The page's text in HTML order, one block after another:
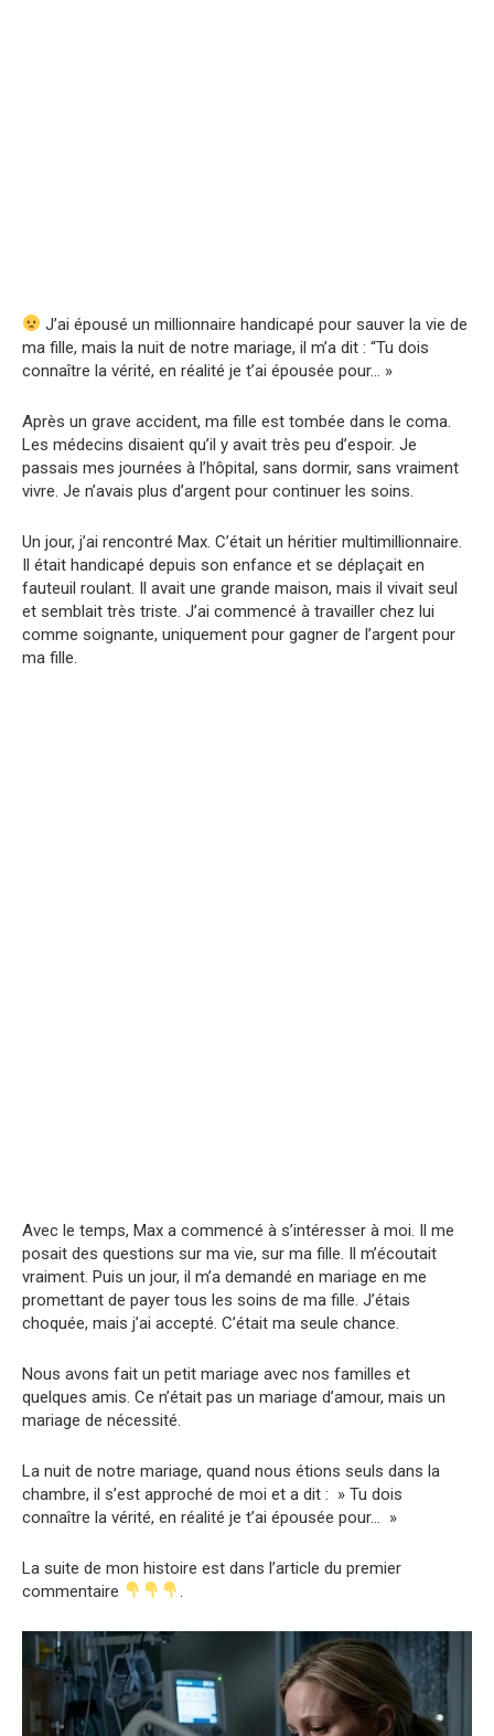
J’ai épousé un millionnaire handicapé pour sauver la vie de
ma fille, mais la nuit de notre mariage, il m’a dit : “Tu dois
connaître la vérité, en réalité je t’ai épousée pour… »
Après un grave accident, ma fille est tombée dans le coma.
Les médecins disaient qu’il y avait très peu d’espoir. Je
passais mes journées à l’hôpital, sans dormir, sans vraiment
vivre. Je n’avais plus d’argent pour continuer les soins.
Un jour, j’ai rencontré Max. C’était un héritier multimillionnaire.
Il était handicapé depuis son enfance et se déplaçait en
fauteuil roulant. Il avait une grande maison, mais il vivait seul
et semblait très triste. J’ai commencé à travailler chez lui
comme soignante, uniquement pour gagner de l’argent pour
ma fille.
Avec le temps, Max a commencé à s’intéresser à moi. Il me
posait des questions sur ma vie, sur ma fille. Il m’écoutait
vraiment. Puis un jour, il m’a demandé en mariage en me
promettant de payer tous les soins de ma fille. J’étais
choquée, mais j’ai accepté. C’était ma seule chance.
Nous avons fait un petit mariage avec nos familles et
quelques amis. Ce n’était pas un mariage d’amour, mais un
mariage de nécessité.
La nuit de notre mariage, quand nous étions seuls dans la
chambre, il s’est approché de moi et a dit : » Tu dois
connaître la vérité, en réalité je t’ai épousée pour… »
La suite de mon histoire est dans l’article du premier
commentaire
.